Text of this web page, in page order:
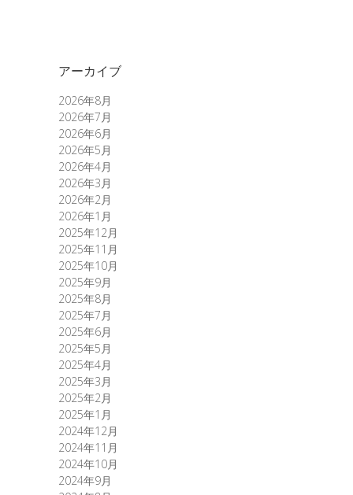
アーカイブ
2026年8月
2026年7月
2026年6月
2026年5月
2026年4月
2026年3月
2026年2月
2026年1月
2025年12月
2025年11月
2025年10月
2025年9月
2025年8月
2025年7月
2025年6月
2025年5月
2025年4月
2025年3月
2025年2月
2025年1月
2024年12月
2024年11月
2024年10月
2024年9月